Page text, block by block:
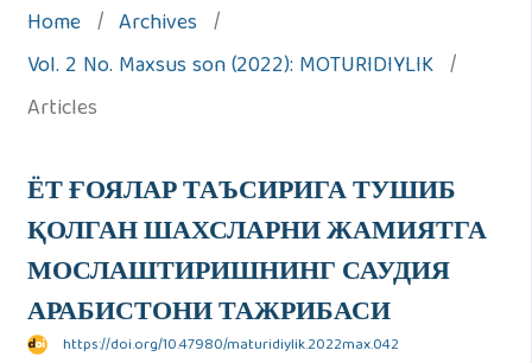
Home / Archives /
Vol. 2 No. Maxsus son (2022): MOTURIDIYLIK /
Articles
ЁТ ҒОЯЛАР ТАЪСИРИГА ТУШИБ
ҚОЛГАН ШАХСЛАРНИ ЖАМИЯТГА
МОСЛАШТИРИШНИНГ САУДИЯ
АРАБИСТОНИ ТАЖРИБАСИ
https://doi.org/10.47980/maturidiylik.2022max.042